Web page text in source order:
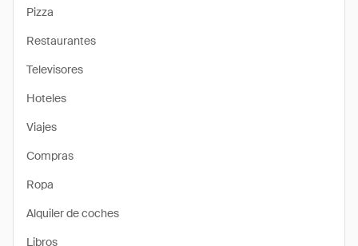
Pizza
Restaurantes
Televisores
Hoteles
Viajes
Compras
Ropa
Alquiler de coches
Libros